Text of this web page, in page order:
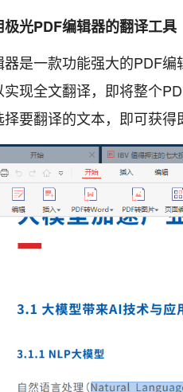
光PDF编辑器的翻译工具
是一款功能强大的PDF
现全文翻译，即将整个
要翻译的文本，即可获得